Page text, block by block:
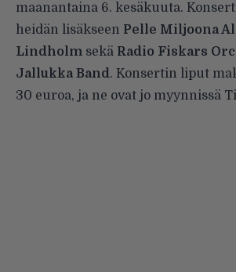
maanantaina 6. kesäkuuta.
heidän lisäkseen Pelle Miljoona
Lindholm sekä Radio Fiskars
Jallukka Band. Konsertin liput
30 euroa, ja ne ovat jo myynnissä